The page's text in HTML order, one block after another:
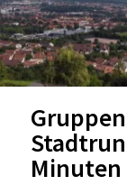
Citytour
Erlebnisse
Wein
Kultur
Minuten